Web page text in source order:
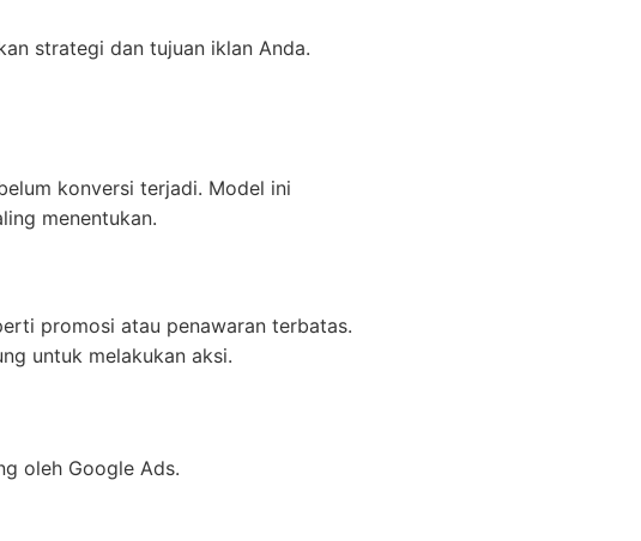
strategi dan tujuan iklan Anda.
konversi terjadi. Model ini
menentukan.
promosi atau penawaran terbatas.
untuk melakukan aksi.
oleh Google Ads.